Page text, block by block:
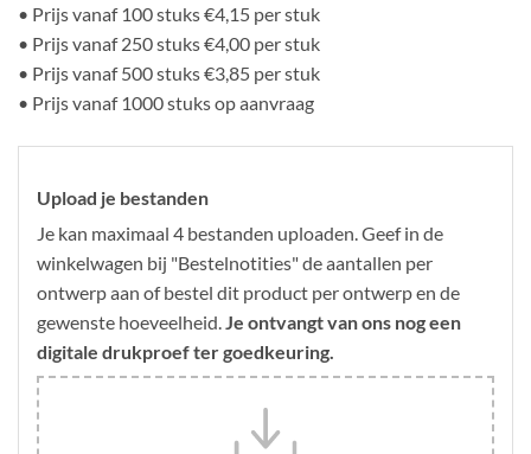
• Prijs vanaf 100 stuks €4,15 per stuk
• Prijs vanaf 250 stuks €4,00 per stuk
• Prijs vanaf 500 stuks €3,85 per stuk
• Prijs vanaf 1000 stuks op aanvraag
Upload je bestanden
Je kan maximaal 4 bestanden uploaden. Geef in de
winkelwagen bij "Bestelnotities" de aantallen per
ontwerp aan of bestel dit product per ontwerp en de
gewenste hoeveelheid. Je ontvangt van ons nog een
digitale drukproef ter goedkeuring.